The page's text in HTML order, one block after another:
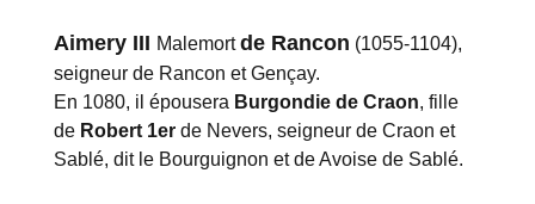
Aimery III Malemortde Rancon (1055-1104),
seigneur de Rancon et Gençay.
En 1080, il épousera Burgondie de Craon, fille
de Robert 1er de Nevers, seigneur de Craon et
Sablé, dit le Bourguignon et de Avoise de Sablé.